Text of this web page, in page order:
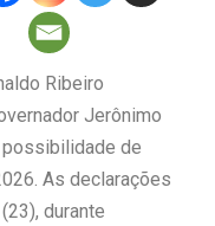
serviço gratuito de alertas
a decisão de caminhar
Bolsonaro”, diz Junior
| Leandro de Jesus
Ribeiro
Jerônimo
possibilidade de
As declarações
durante